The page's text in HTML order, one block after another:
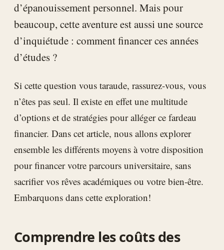
d’épanouissement personnel. Mais pour
beaucoup, cette aventure est aussi une source
d’inquiétude : comment financer ces années
d’études ?
Si cette question vous taraude, rassurez-vous, vous
n’êtes pas seul. Il existe en effet une multitude
d’options et de stratégies pour alléger ce fardeau
financier. Dans cet article, nous allons explorer
ensemble les différents moyens à votre disposition
pour financer votre parcours universitaire, sans
sacrifier vos rêves académiques ou votre bien-être.
Embarquons dans cette exploration!
Comprendre les coûts des